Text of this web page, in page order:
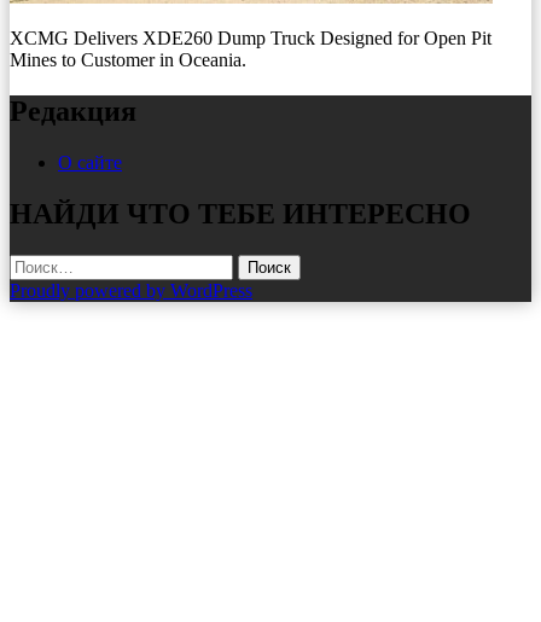
XCMG Delivers XDE260 Dump Truck Designed for Open Pit
Mines to Customer in Oceania.
Редакция
О сайте
НАЙДИ ЧТО ТЕБЕ ИНТЕРЕСНО
Найти:
Proudly powered by WordPress